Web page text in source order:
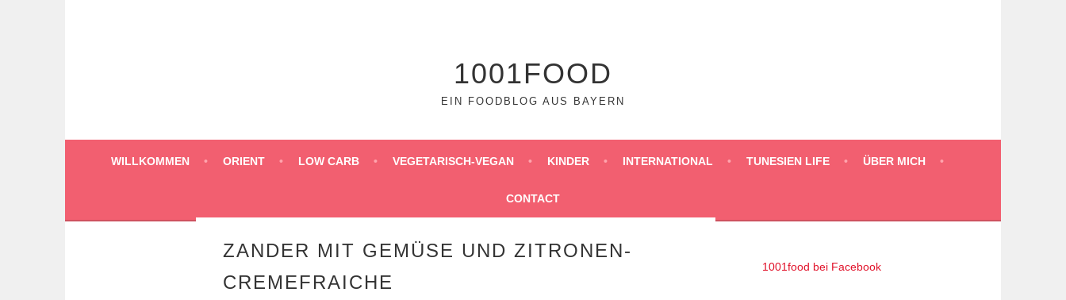
1001FOOD
EIN FOODBLOG AUS BAYERN
WILLKOMMEN ORIENT LOW CARB VEGETARISCH-VEGAN KINDER INTERNATIONAL TUNESIEN LIFE ÜBER MICH
CONTACT
ZANDER MIT GEMÜSE UND ZITRONEN-
CREMEFRAICHE
1001food bei Facebook